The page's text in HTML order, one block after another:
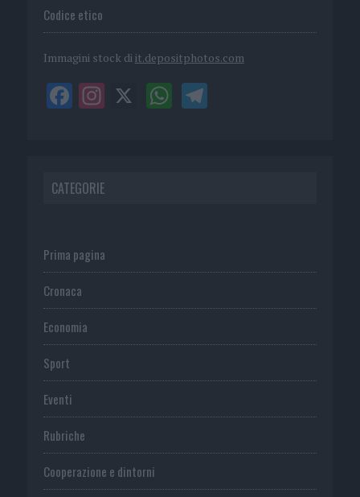
Codice etico
Immagini stock di it.depositphotos.com
CATEGORIE
Prima pagina
Cronaca
Economia
Sport
Eventi
Rubriche
Cooperazione e dintorni